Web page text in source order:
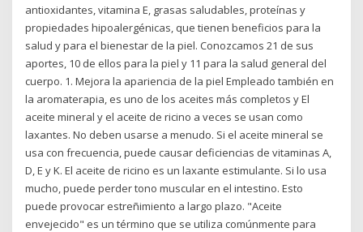
antioxidantes, vitamina E, grasas saludables, proteínas y
propiedades hipoalergénicas, que tienen beneficios para la
salud y para el bienestar de la piel. Conozcamos 21 de sus
aportes, 10 de ellos para la piel y 11 para la salud general del
cuerpo. 1. Mejora la apariencia de la piel Empleado también en
la aromaterapia, es uno de los aceites más completos y El
aceite mineral y el aceite de ricino a veces se usan como
laxantes. No deben usarse a menudo. Si el aceite mineral se
usa con frecuencia, puede causar deficiencias de vitaminas A,
D, E y K. El aceite de ricino es un laxante estimulante. Si lo usa
mucho, puede perder tono muscular en el intestino. Esto
puede provocar estreñimiento a largo plazo. "Aceite
envejecido" es un término que se utiliza comúnmente para